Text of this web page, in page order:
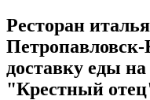
Ресторан
доставку еды
"Крестный